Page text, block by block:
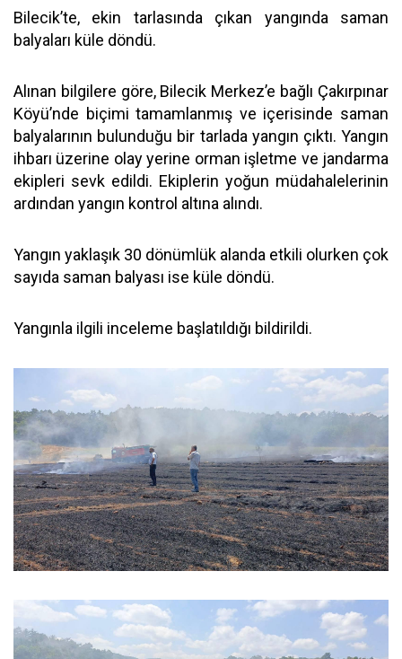
Bilecik’te, ekin tarlasında çıkan yangında saman
balyaları küle döndü.
Alınan bilgilere göre, Bilecik Merkez’e bağlı Çakırpınar
Köyü’nde biçimi tamamlanmış ve içerisinde saman
balyalarının bulunduğu bir tarlada yangın çıktı. Yangın
ihbarı üzerine olay yerine orman işletme ve jandarma
ekipleri sevk edildi. Ekiplerin yoğun müdahalelerinin
ardından yangın kontrol altına alındı.
Yangın yaklaşık 30 dönümlük alanda etkili olurken çok
sayıda saman balyası ise küle döndü.
Yangınla ilgili inceleme başlatıldığı bildirildi.